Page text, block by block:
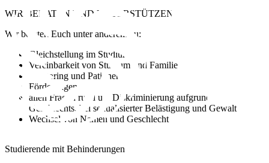
WIR
BERATEN UND UNTERSTÜTZEN
Wir beraten Euch unter anderem zu:
Gleichstellung im Studium
Vereinbarkeit von Studium und Familie
Mentoring und Patinnen
Förderungen
allen Fragen rund um Diskriminierung aufgrund des
Geschlechts, bei sexualisierter Belästigung und Gewalt
Wechsel von Namen und Geschlecht
Studierende mit Behinderungen